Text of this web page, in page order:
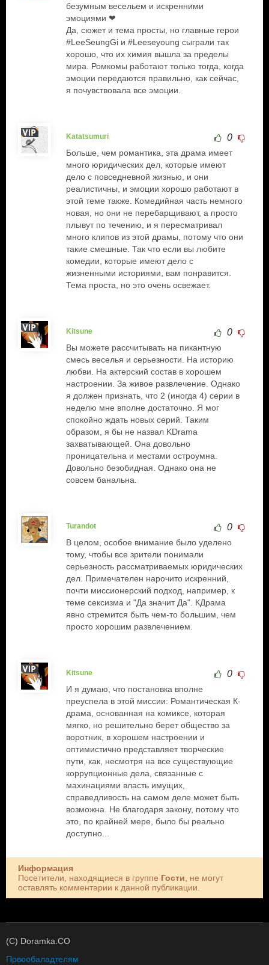
безумным весельем и искренними
эмоциями ❤
Да, сюжет и тема просты, но главные герои
#LeeSeungGi и #Leeseyoung сыграли так
хорошо, что их химия вышла за пределы
мира. Ромкомы работают только тогда, когда
эмоции передаются правильно, как сейчас,
я почувствовала все эмоции.
Katatsumuri 0
Больше, чем романтика, эта драма имеет
много юридических дел, которые имеют
дело с повседневной жизнью, и они
реалистичны, и эмоции хорошо работают в
этой теме также. Комедийная часть немного
новая, но они не перебарщивают, а просто
плывут по течению, и я пересматривал
много клипов из этой драмы, потому что они
такие смешные. Так что если вы любите
комедии, которые имеют дело с
жизненными историями, вам понравится.
Тема проста, но это очень освежает.
Kitsune 0
Вы можете рассчитывать на пикантную
смесь веселья и серьезности. На историю
любви. На актерский состав в хорошем
настроении. За живое развлечение. Однако
я должен признать, что 2 (иногда 4) серии в
неделю мне вполне достаточно. Я мог
спокойно ждать новых серий. Таким
образом, я бы не назвал KDrama
захватывающей. Она довольно
проницательна и местами остроумна.
Довольно безобидная. Однако она не
совсем банальна.
Turandot 0
В целом, особое внимание было уделено
тому, чтобы все зрители понимали
серьезность рассматриваемых юридических
дел. Примечателен нарочито искренний,
почти миссионерский подход, например, к
теме сексизма и "Да значит Да". КДрама
явно стремится быть чем-то большим, чем
просто хорошим развлечением.
Kitsune 0
И я думаю, что постановка вполне
преуспела в этой миссии: Романтическая К-
драма, основанная на комиксе, которая
мягко, но решительно берет общество за
воротник, в хорошем настроении и
оптимистично представляет творческие
пути, как, несмотря на все существующие
коррупционные дела, связанные с
махинациями власть имущих,
справедливость на самом деле может быть
возможна. Не благодаря закону, потому что
это, по крайней мере, было бы реально
доступно...
Информация
Посетители, находящиеся в группе Гости, не могут
оставлять комментарии к данной публикации.
(C) Doramka.CO
Првообаладтелям